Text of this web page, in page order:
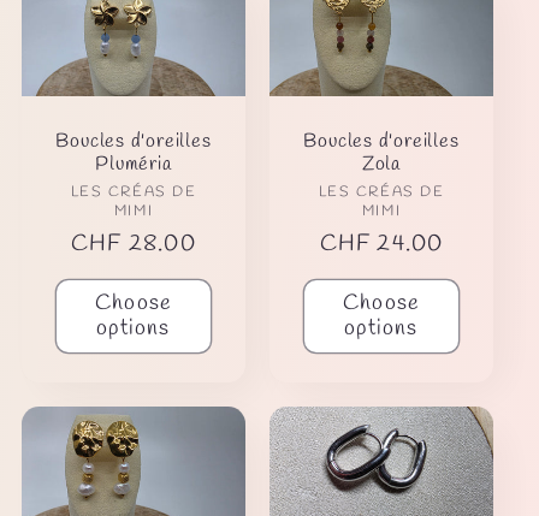
Boucles d'oreilles
Pluméria
Vendor:
LES CRÉAS DE
MIMI
Regular
price
CHF 28.00
Choose
options
Boucles d'oreilles
Zola
Vendor:
LES CRÉAS DE
MIMI
Regular
price
CHF 24.00
Choose
options